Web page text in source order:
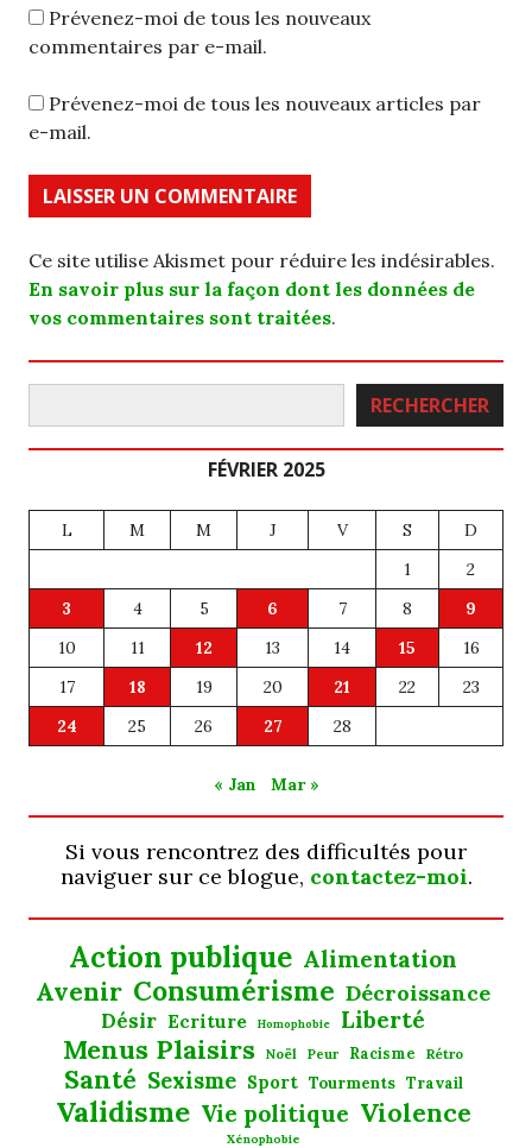
Prévenez-moi de tous les nouveaux
commentaires par e-mail.
Prévenez-moi de tous les nouveaux articles par
e-mail.
Ce site utilise Akismet pour réduire les indésirables.
En savoir plus sur la façon dont les données de
vos commentaires sont traitées.
Rechercher RECHERCHER
FÉVRIER 2025
L M M J V S
D
1
2
3
4 5 6 7 8
9
10
11 12 13 14 15
16
17
18 19 20 21 22
23
24
25 26 27 28
« Jan Mar »
Si vous rencontrez des difficultés pour
naviguer sur ce blogue, contactez-moi.
Action publique Alimentation
Avenir Consumérisme Décroissance
Désir Ecriture Homophobie Liberté
Menus Plaisirs Noël Peur Racisme Rétro
Santé Sexisme Sport Tourments Travail
Validisme Vie politique Violence
Xénophobie